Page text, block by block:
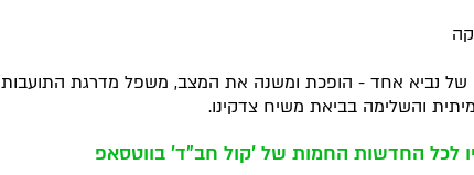
של נביא אחד - הופכת ומשנה את המצב, משפל מדרגת התועבות
והשלימה בביאת משיח צדקינו.
לכל החדשות החמות של 'קול חב"ד' בווטסאפ